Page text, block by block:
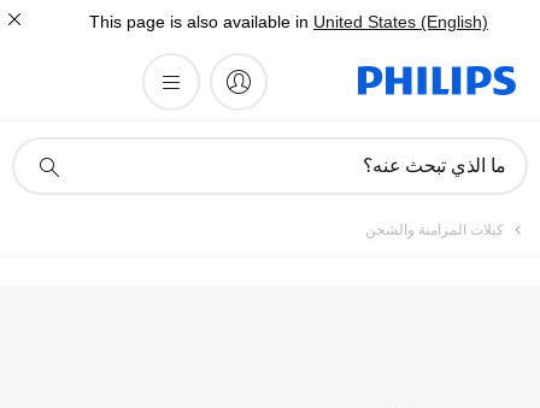
This page is also available in United States (English)
دعم
ما الذي تبحث عنه؟
كبلات المزامنة والشحن